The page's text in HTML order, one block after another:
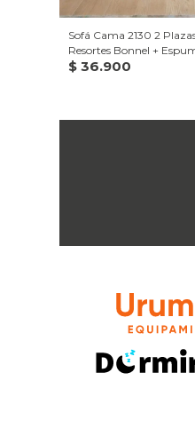
Sofá Cama 2130 2
Resortes Bonnel +
$ 36.900